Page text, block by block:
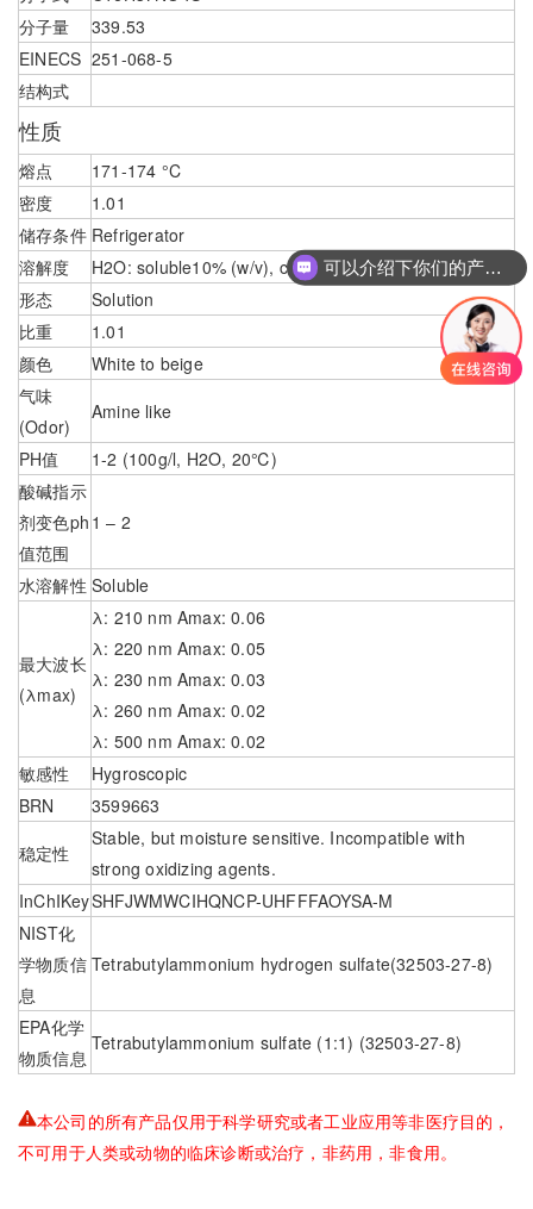
分子量
339.53
EINECS 251-068-5
结构式
性质
熔点
171-174 °C
密度
1.01
储存条件 Refrigerator
溶解度
H2O: soluble10% (w/v), clear, colorless
形态
Solution
比重
1.01
颜色
White to beige
气味
(Odor)
Amine like
PH值
1-2 (100g/l, H2O, 20℃)
酸碱指示
剂变色ph
值范围
1 – 2
水溶解性 Soluble
最大波长
(λmax)
λ: 210 nm Amax: 0.06
λ: 220 nm Amax: 0.05
λ: 230 nm Amax: 0.03
λ: 260 nm Amax: 0.02
λ: 500 nm Amax: 0.02
敏感性
Hygroscopic
BRN
3599663
稳定性
Stable, but moisture sensitive. Incompatible with
strong oxidizing agents.
InChIKeySHFJWMWCIHQNCP-UHFFFAOYSA-M
NIST化
学物质信
息
Tetrabutylammonium hydrogen sulfate(32503-27-8)
EPA化学
物质信息
Tetrabutylammonium sulfate (1:1) (32503-27-8)
本公司的所有产品仅用于科学研究或者工业应用等非医疗目的，
不可用于人类或动物的临床诊断或治疗，非药用，非食用。
可以介绍下你们的产品么